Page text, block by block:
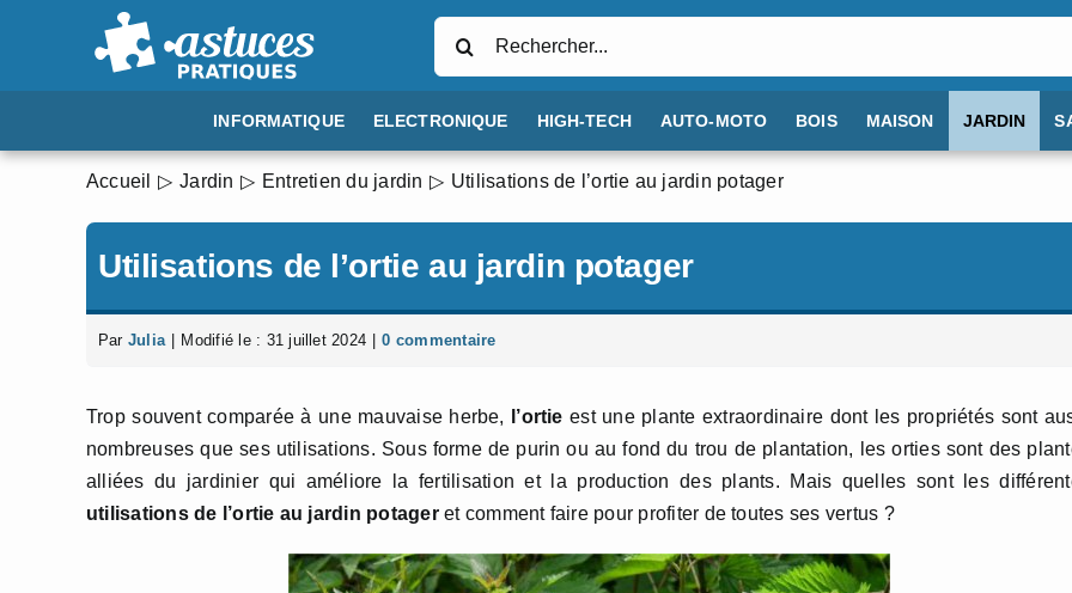
INFORMATIQUE ELECTRONIQUE HIGH-TECH AUTO-MOTO BOIS MAISON JARDIN
Accueil Jardin Entretien du jardin Utilisations de l’ortie au jardin potager
Utilisations de l’ortie au jardin potager
Par Julia Modifié le : 31 juillet 2024 0 commentaire
Trop souvent comparée à une mauvaise herbe, l’ortie est une plante extraordinaire dont les propriétés sont
nombreuses que ses utilisations. Sous forme de purin ou au fond du trou de plantation, les orties sont des
alliées du jardinier qui améliore la fertilisation et la production des plants. Mais quelles sont les
utilisations de l’ortie au jardin potageret comment faire pour profiter de toutes ses vertus ?